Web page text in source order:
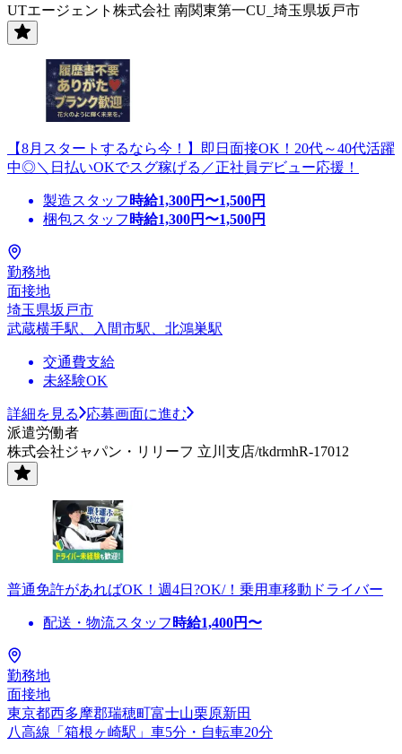
UTエージェント株式会社 南関東第一CU_埼玉県坂戸市
【8月スタートするなら今！】即日面接OK！20代～40代活躍
中◎＼日払いOKでスグ稼げる／正社員デビュー応援！
製造スタッフ 時給1,300円〜1,500円
梱包スタッフ 時給1,300円〜1,500円
勤務地
面接地
埼玉県坂戸市
武蔵横手駅、入間市駅、北鴻巣駅
交通費支給
未経験OK
詳細を見る
応募画面に進む
派遣労働者
株式会社ジャパン・リリーフ 立川支店/tkdrmhR-17012
普通免許があればOK！週4日?OK/！乗用車移動ドライバー
配送・物流スタッフ 時給1,400円〜
勤務地
面接地
東京都西多摩郡瑞穂町富士山栗原新田
八高線「箱根ヶ崎駅」車5分・自転車20分